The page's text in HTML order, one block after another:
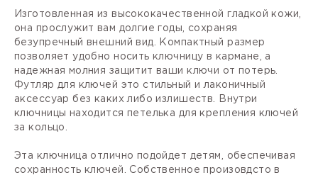
Изготовленная из высококачественной гладкой кожи,
она прослужит вам долгие годы, сохраняя
безупречный внешний вид. Компактный размер
позволяет удобно носить ключницу в кармане, а
надежная молния защитит ваши ключи от потерь.
Футляр для ключей это стильный и лаконичный
аксессуар без каких либо излишеств. Внутри
ключницы находится петелька для крепления ключей
за кольцо.
Эта ключница отлично подойдет детям, обеспечивая
сохранность ключей. Собственное произовдсто в